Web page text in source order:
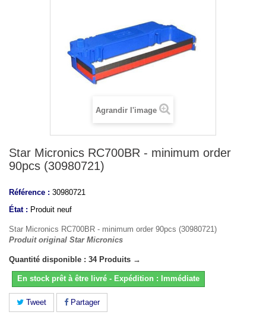
Agrandir l'image
Star Micronics RC700BR - minimum order
90pcs (30980721)
Référence : 30980721
État : Produit neuf
Star Micronics RC700BR - minimum order 90pcs (30980721)
Produit original Star Micronics
Quantité disponible : 34 Produits →
En stock prêt à être livré - Expédition : Immédiate
Tweet Partager